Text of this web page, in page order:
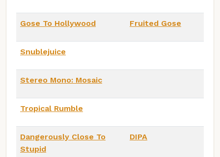
Gose To Hollywood Fruited Gose
Snublejuice
Stereo Mono: Mosaic
Tropical Rumble
Dangerously Close To
Stupid
DIPA